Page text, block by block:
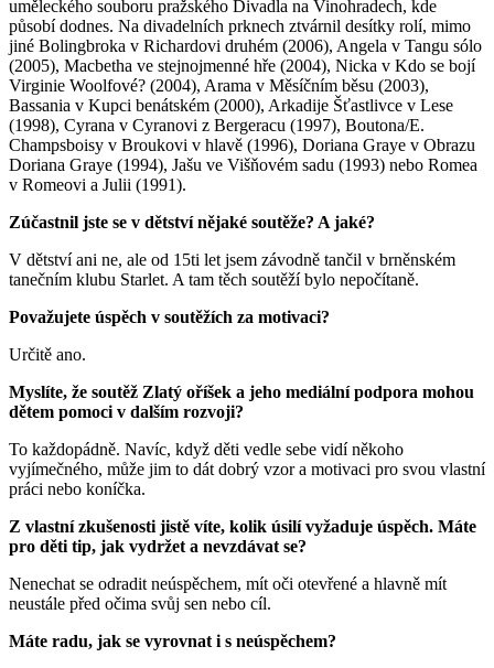
uměleckého souboru pražského Divadla na Vinohradech, kde
působí dodnes. Na divadelních prknech ztvárnil desítky rolí, mimo
jiné Bolingbroka v Richardovi druhém (2006), Angela v Tangu sólo
(2005), Macbetha ve stejnojmenné hře (2004), Nicka v Kdo se bojí
Virginie Woolfové? (2004), Arama v Měsíčním běsu (2003),
Bassania v Kupci benátském (2000), Arkadije Šťastlivce v Lese
(1998), Cyrana v Cyranovi z Bergeracu (1997), Boutona/E.
Champsboisy v Broukovi v hlavě (1996), Doriana Graye v Obrazu
Doriana Graye (1994), Jašu ve Višňovém sadu (1993) nebo Romea
v Romeovi a Julii (1991).
Zúčastnil jste se v dětství nějaké soutěže? A jaké?
V dětství ani ne, ale od 15ti let jsem závodně tančil v brněnském
tanečním klubu Starlet. A tam těch soutěží bylo nepočítaně.
Považujete úspěch v soutěžích za motivaci?
Určitě ano.
Myslíte, že soutěž Zlatý oříšek a jeho mediální podpora mohou
dětem pomoci v dalším rozvoji?
To každopádně. Navíc, když děti vedle sebe vidí někoho
vyjímečného, může jim to dát dobrý vzor a motivaci pro svou vlastní
práci nebo koníčka.
Z vlastní zkušenosti jistě víte, kolik úsilí vyžaduje úspěch. Máte
pro děti tip, jak vydržet a nevzdávat se?
Nenechat se odradit neúspěchem, mít oči otevřené a hlavně mít
neustále před očima svůj sen nebo cíl.
Máte radu, jak se vyrovnat i s neúspěchem?